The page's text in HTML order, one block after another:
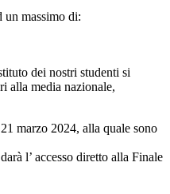
massimo di:
dei nostri studenti si
alla media nazionale,
marzo 2024, alla quale sono
l’ accesso diretto alla Finale